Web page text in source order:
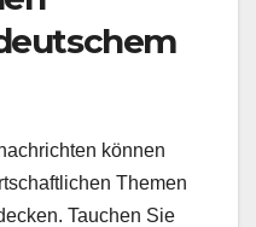
können
Themen
Tauchen Sie